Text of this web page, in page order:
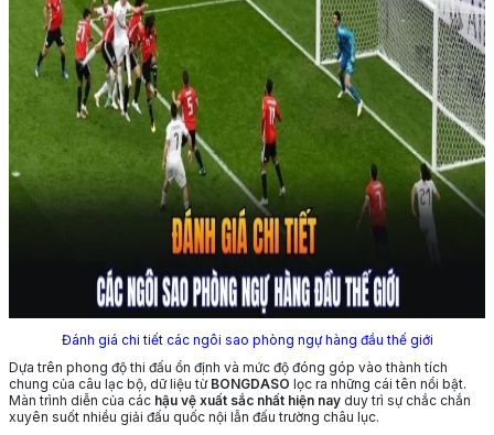
Đánh giá chi tiết các ngôi sao phòng ngự hàng đầu thế giới
Dựa trên phong độ thi đấu ổn định và mức độ đóng góp vào thành tích
chung của câu lạc bộ, dữ liệu từ BONGDASO lọc ra những cái tên nổi bật.
Màn trình diễn của các hậu vệ xuất sắc nhất hiện nay duy trì sự chắc chắn
xuyên suốt nhiều giải đấu quốc nội lẫn đấu trường châu lục.